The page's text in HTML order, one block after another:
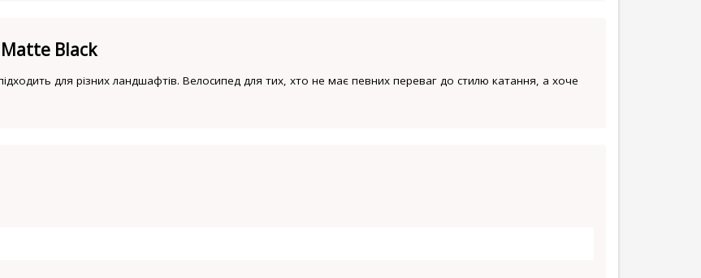
Black
для різних ландшафтів. Велосипед для тих, хто не має певних переваг до стилю катання, а хоче